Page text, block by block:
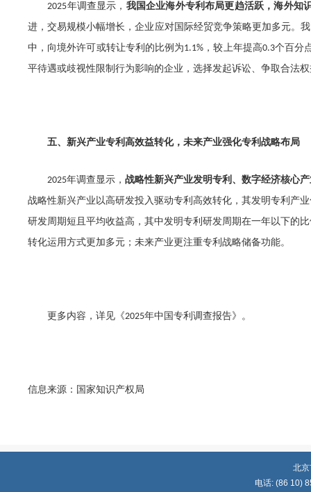
2025年调查显示， 我国企业海外专利布局更趋活跃，海外知
进，交易规模小幅增长，企业应对国际经贸竞争策略更加多元。
中，向境外许可或转让专利的比例为1.1% ，较上年提高0.3个百分
平待遇或歧视性限制行为影响的企业，选择发起诉讼、争取合法
五、新兴产业专利高效益转化，未来产业强化专利战略布局
2025年调查显示， 战略性新兴产业发明专利、数字经济核心
战略性新兴产业以高研发投入驱动专利高效转化，其发明专利产
研发周期短且平均收益高，其中发明专利研发周期在一年以下的
转化运用方式更加多元 ；未来产业更注重专利战略储备功能。
更多内容，详见《2025年中国专利调查报告》。
信息来源：国家知识产权局
北
电话: (86 10)